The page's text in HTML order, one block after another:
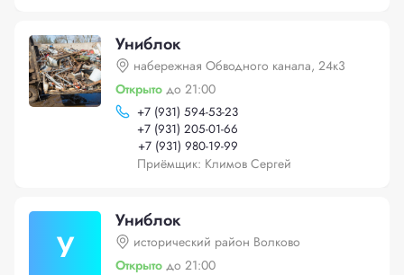
Униблок
набережная Обводного канала, 24к3
Открыто до 21:00
+7 (931) 594-53-23
+7 (931) 205-01-66
+7 (931) 980-19-99
Приёмщик: Климов Сергей
У
Униблок
исторический район Волково
Открыто до 21:00